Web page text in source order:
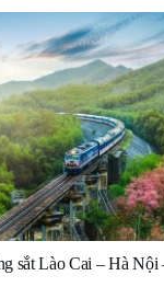
sắt Lào Cai – Hà Nội